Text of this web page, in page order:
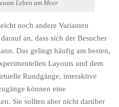
Leben am Meer
noch andere Varianten
an, dass sich der Besucher
Das gelingt häufig am besten,
Layouts und dem
Rundgänge, interaktive
können eine
Sie sollten aber nicht darüber